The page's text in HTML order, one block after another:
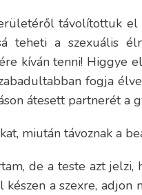
távolítottuk
teheti a szexuális
kíván tenni! Higgye
fogja
átesett partnerét a
miután távoznak a
de a teste azt
a szexre,